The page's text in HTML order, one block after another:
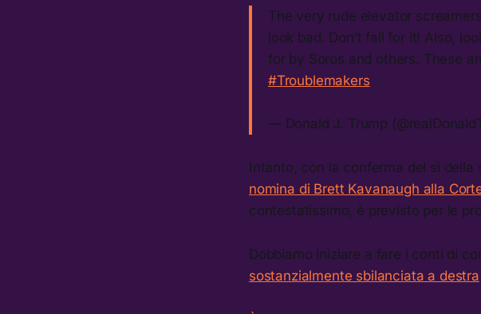
The very rude elevator
look bad. Don’t fall for it! Also,
for by Soros and others. These
#Troublemakers
— Donald J. Trump
Intanto, con la conferma del sì della
nomina di Brett Kavanaugh alla
contestatissimo, è previsto per le
Dobbiamo iniziare a fare i conti di
sostanzialmente sbilanciata a destra